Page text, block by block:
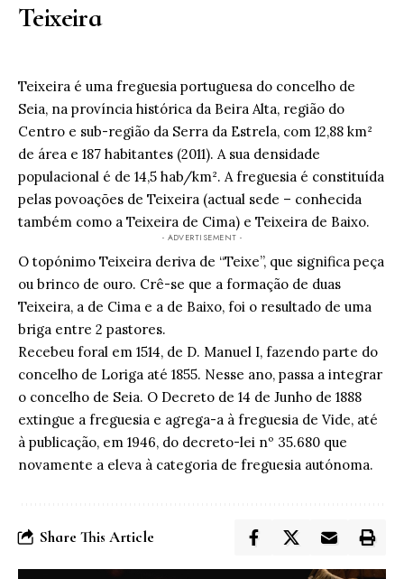
Teixeira
Teixeira é uma freguesia portuguesa do concelho de
Seia, na província histórica da Beira Alta, região do
Centro e sub-região da Serra da Estrela, com 12,88 km²
de área e 187 habitantes (2011). A sua densidade
populacional é de 14,5 hab/km². A freguesia é constituída
pelas povoações de Teixeira (actual sede – conhecida
também como a Teixeira de Cima) e Teixeira de Baixo.
- ADVERTISEMENT -
O topónimo Teixeira deriva de “Teixe”, que significa peça
ou brinco de ouro. Crê-se que a formação de duas
Teixeira, a de Cima e a de Baixo, foi o resultado de uma
briga entre 2 pastores.
Recebeu foral em 1514, de D. Manuel I, fazendo parte do
concelho de Loriga até 1855. Nesse ano, passa a integrar
o concelho de Seia. O Decreto de 14 de Junho de 1888
extingue a freguesia e agrega-a à freguesia de Vide, até
à publicação, em 1946, do decreto-lei nº 35.680 que
novamente a eleva à categoria de freguesia autónoma.
Share This Article